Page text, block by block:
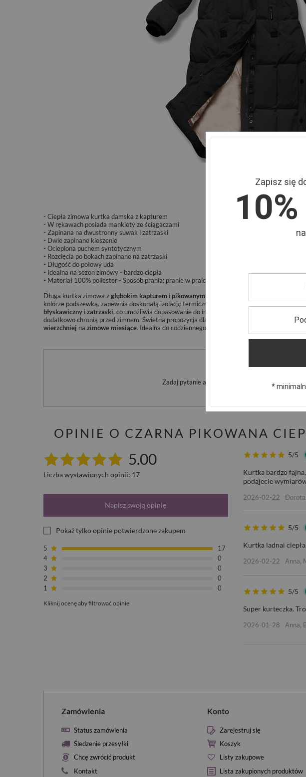
- Ciepła zimowa kurtka damska z kapturem
- W rękawach posiada mankiety ze ściągaczami
- Zapinana na dwustronny suwak i zatrzaski
- Dwie zapinane kieszenie
- Ocieplona puchem syntetycznym
- Rozcięcia po bokach zapinane na zatrzaski
- Długość do połowy uda
- Idealna na sezon zimowy - bardzo ciepła
- Materiał 100% poliester - Sposób prania: pranie w pralce w 30°C
Długa kurtka zimowa zgłębokim kapturem i pikowanym wzorem
kolorze podszewką, zapewnia doskonałą izolację termiczną i komfort noszenia.
błyskawiczny izatrzaski, co umożliwia dopasowanie do indywidualnych potrzeb. Posiada
dodatkowo chronią przed zimnem. Świetna propozycja dla osób poszukujących
, a
wierzchniej na zimowe miesiące. Idealna do codziennego użytkowania i na wyjazdy.
Potrzebujesz
Zadaj pytanie a my odpowiemy niezwłocznie,
OPINIE O CZARNA PIKOWANA
5.00
Liczba wystawionych opinii: 17
Napisz swoją opinię
Pokaż tylko opinie potwierdzone zakupem
5
17
4
0
3
0
2
0
1
0
Kliknij ocenę aby filtrować opinie
5/5
Kurtka bardzo
podajecie
2026-02-22
5/5
Kurtka ladnai
2026-02-22 Anna,
5/5
Super kurteczka.
2026-01-28 Anna,
Zamówienia
Status zamówienia
Śledzenie przesyłki
Chcę zwrócić produkt
Kontakt
Konto
Zarejestruj się
Koszyk
Listy zakupowe
Lista zakupionych produktów
Zapisz się
*